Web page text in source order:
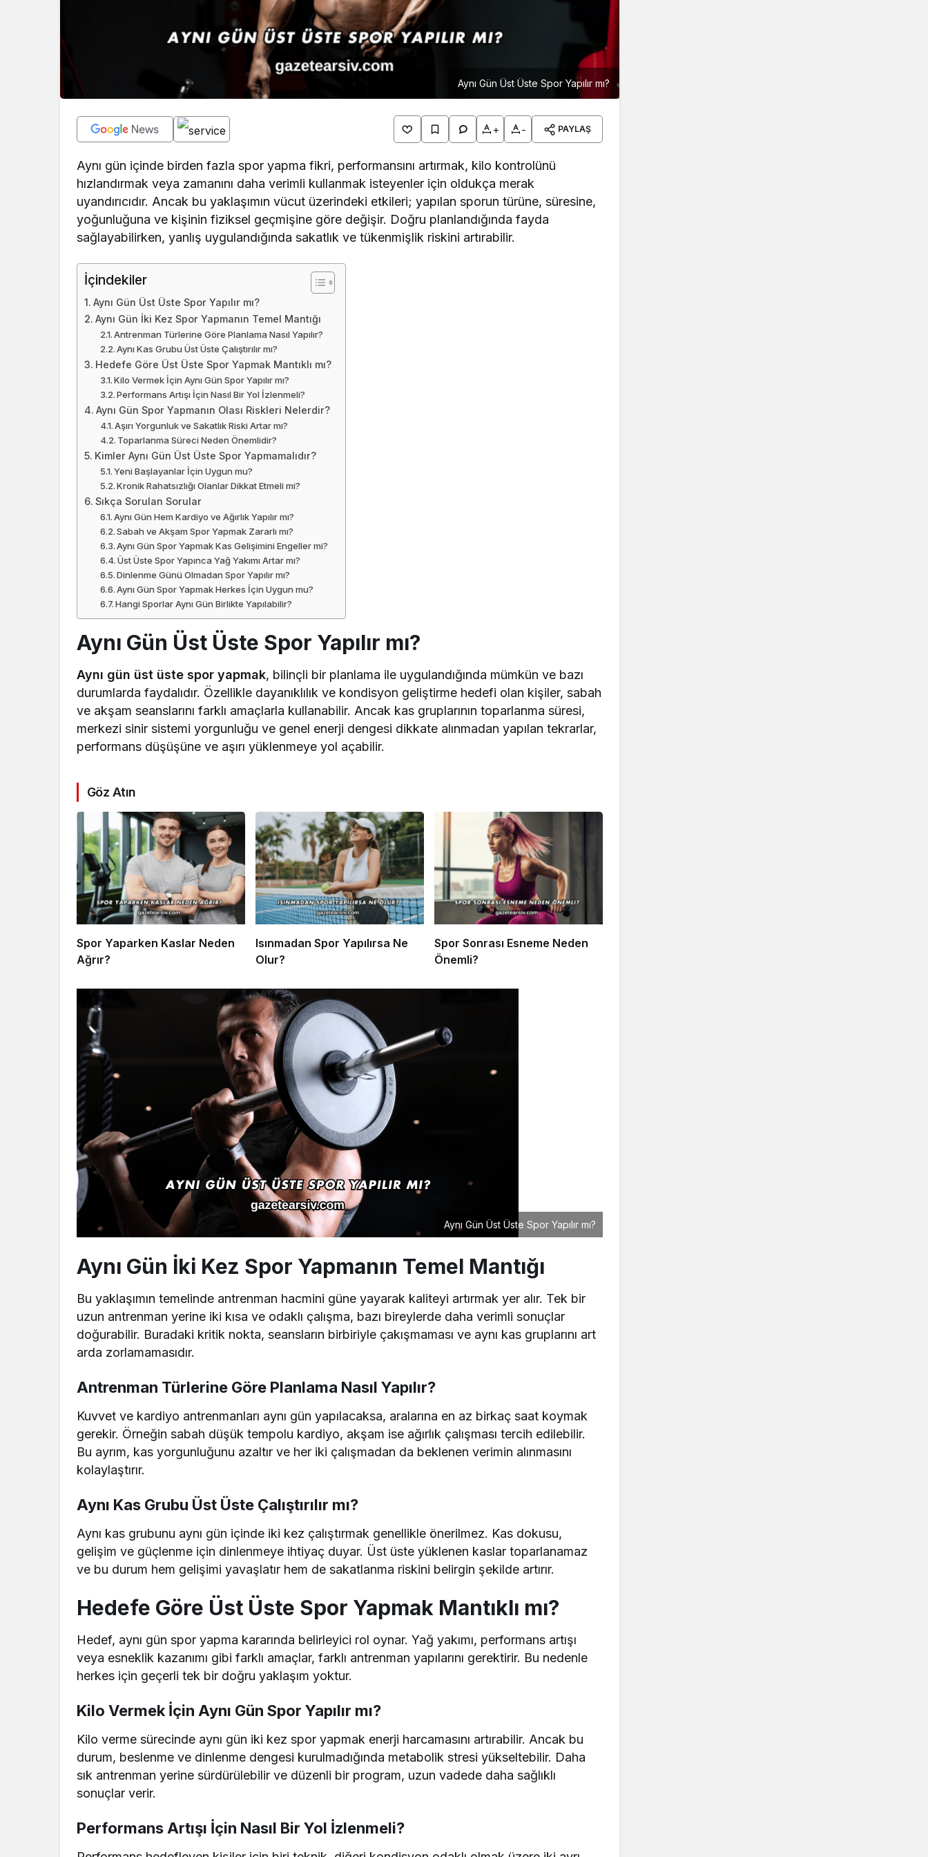
Aynı Gün Üst Üste Spor Yapılır mı?
+ - PAYLAŞ
Aynı gün içinde birden fazla spor yapma fikri, performansını artırmak, kilo kontrolünü
hızlandırmak veya zamanını daha verimli kullanmak isteyenler için oldukça merak
uyandırıcıdır. Ancak bu yaklaşımın vücut üzerindeki etkileri; yapılan sporun türüne, süresine,
yoğunluğuna ve kişinin fiziksel geçmişine göre değişir. Doğru planlandığında fayda
sağlayabilirken, yanlış uygulandığında sakatlık ve tükenmişlik riskini artırabilir.
İçindekiler
Aynı Gün Üst Üste Spor Yapılır mı?
Aynı Gün İki Kez Spor Yapmanın Temel Mantığı
Antrenman Türlerine Göre Planlama Nasıl Yapılır?
Aynı Kas Grubu Üst Üste Çalıştırılır mı?
Hedefe Göre Üst Üste Spor Yapmak Mantıklı mı?
Kilo Vermek İçin Aynı Gün Spor Yapılır mı?
Performans Artışı İçin Nasıl Bir Yol İzlenmeli?
Aynı Gün Spor Yapmanın Olası Riskleri Nelerdir?
Aşırı Yorgunluk ve Sakatlık Riski Artar mı?
Toparlanma Süreci Neden Önemlidir?
Kimler Aynı Gün Üst Üste Spor Yapmamalıdır?
Yeni Başlayanlar İçin Uygun mu?
Kronik Rahatsızlığı Olanlar Dikkat Etmeli mi?
Sıkça Sorulan Sorular
Aynı Gün Hem Kardiyo ve Ağırlık Yapılır mı?
Sabah ve Akşam Spor Yapmak Zararlı mı?
Aynı Gün Spor Yapmak Kas Gelişimini Engeller mi?
Üst Üste Spor Yapınca Yağ Yakımı Artar mı?
Dinlenme Günü Olmadan Spor Yapılır mı?
Aynı Gün Spor Yapmak Herkes İçin Uygun mu?
Hangi Sporlar Aynı Gün Birlikte Yapılabilir?
Aynı Gün Üst Üste Spor Yapılır mı?
Aynı gün üst üste spor yapmak, bilinçli bir planlama ile uygulandığında mümkün ve bazı
durumlarda faydalıdır. Özellikle dayanıklılık ve kondisyon geliştirme hedefi olan kişiler, sabah
ve akşam seanslarını farklı amaçlarla kullanabilir. Ancak kas gruplarının toparlanma süresi,
merkezi sinir sistemi yorgunluğu ve genel enerji dengesi dikkate alınmadan yapılan tekrarlar,
performans düşüşüne ve aşırı yüklenmeye yol açabilir.
Göz Atın
Spor Yaparken Kaslar Neden
Ağrır?
Isınmadan Spor Yapılırsa Ne
Olur?
Spor Sonrası Esneme Neden
Önemli?
Aynı Gün Üst Üste Spor Yapılır mı?
Aynı Gün İki Kez Spor Yapmanın Temel Mantığı
Bu yaklaşımın temelinde antrenman hacmini güne yayarak kaliteyi artırmak yer alır. Tek bir
uzun antrenman yerine iki kısa ve odaklı çalışma, bazı bireylerde daha verimli sonuçlar
doğurabilir. Buradaki kritik nokta, seansların birbiriyle çakışmaması ve aynı kas gruplarını art
arda zorlamamasıdır.
Antrenman Türlerine Göre Planlama Nasıl Yapılır?
Kuvvet ve kardiyo antrenmanları aynı gün yapılacaksa, aralarına en az birkaç saat koymak
gerekir. Örneğin sabah düşük tempolu kardiyo, akşam ise ağırlık çalışması tercih edilebilir.
Bu ayrım, kas yorgunluğunu azaltır ve her iki çalışmadan da beklenen verimin alınmasını
kolaylaştırır.
Aynı Kas Grubu Üst Üste Çalıştırılır mı?
Aynı kas grubunu aynı gün içinde iki kez çalıştırmak genellikle önerilmez. Kas dokusu,
gelişim ve güçlenme için dinlenmeye ihtiyaç duyar. Üst üste yüklenen kaslar toparlanamaz
ve bu durum hem gelişimi yavaşlatır hem de sakatlanma riskini belirgin şekilde artırır.
Hedefe Göre Üst Üste Spor Yapmak Mantıklı mı?
Hedef, aynı gün spor yapma kararında belirleyici rol oynar. Yağ yakımı, performans artışı
veya esneklik kazanımı gibi farklı amaçlar, farklı antrenman yapılarını gerektirir. Bu nedenle
herkes için geçerli tek bir doğru yaklaşım yoktur.
Kilo Vermek İçin Aynı Gün Spor Yapılır mı?
Kilo verme sürecinde aynı gün iki kez spor yapmak enerji harcamasını artırabilir. Ancak bu
durum, beslenme ve dinlenme dengesi kurulmadığında metabolik stresi yükseltebilir. Daha
sık antrenman yerine sürdürülebilir ve düzenli bir program, uzun vadede daha sağlıklı
sonuçlar verir.
Performans Artışı İçin Nasıl Bir Yol İzlenmeli?